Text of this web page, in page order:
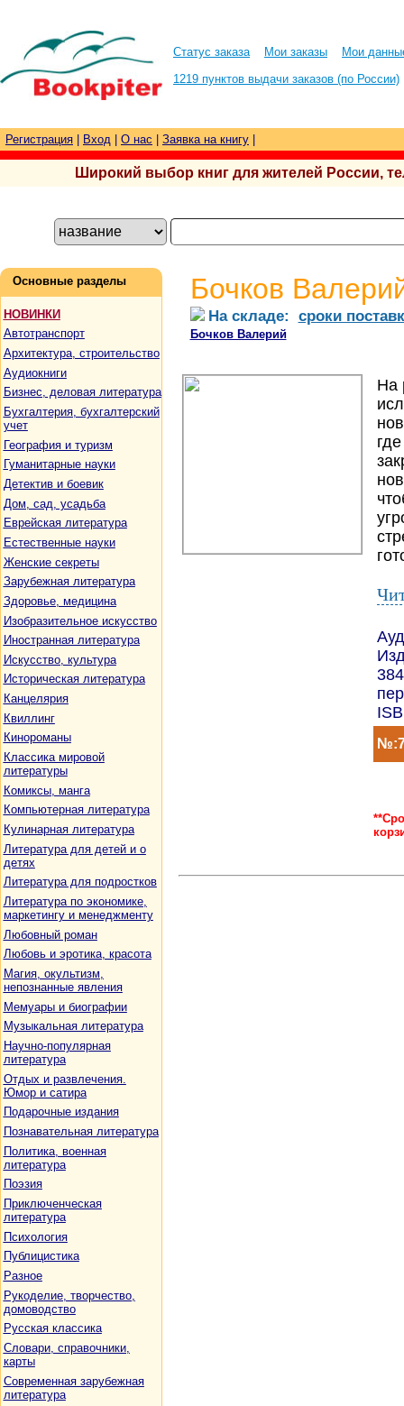
Статус заказа Мои заказы
Мои
1219 пунктов выдачи заказов (по России)
Регистрация Вход О нас Заявка на книгу
Широкий выбор книг для жителей России,
Основные разделы
НОВИНКИ
Автотранспорт
Архитектура, строительство
Аудиокниги
Бизнес, деловая литература
Бухгалтерия, бухгалтерский
учет
География и туризм
Гуманитарные науки
Детектив и боевик
Дом, сад, усадьба
Еврейская литература
Естественные науки
Женские секреты
Зарубежная литература
Здоровье, медицина
Изобразительное искусство
Иностранная литература
Искусство, культура
Историческая литература
Канцелярия
Квиллинг
Кинороманы
Классика мировой
литературы
Комиксы, манга
Компьютерная литература
Кулинарная литература
Литература для детей и о
детях
Литература для подростков
Литература по экономике,
маркетингу и менеджменту
Любовный роман
Любовь и эротика, красота
Магия, окультизм,
непознанные явления
Мемуары и биографии
Музыкальная литература
Научно-популярная
литература
Отдых и развлечения.
Юмор и сатира
Подарочные издания
Познавательная литература
Политика, военная
литература
Поэзия
Приключенческая
литература
Психология
Публицистика
Разное
Рукоделие, творчество,
домоводство
Русская классика
Словари, справочники,
карты
Современная зарубежная
литература
Бочков
На складе: сроки
Бочков Валерий
На